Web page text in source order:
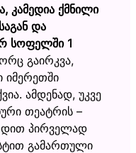
კამედია ქმნილი
და
სოფელში 1
გაირკვა,
ამდენად, უკვე
თეატრის –
პირველად
გამართული